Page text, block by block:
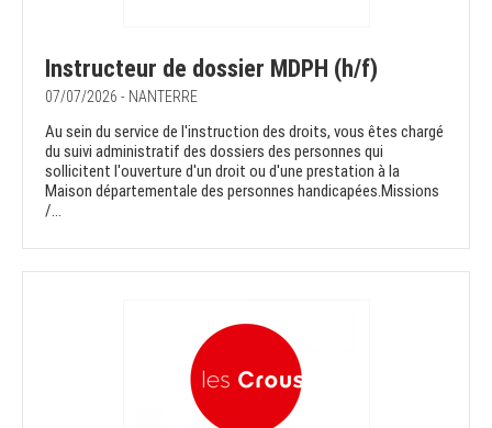
Instructeur de dossier MDPH (h/f)
07/07/2026 - NANTERRE
Au sein du service de l'instruction des droits, vous êtes chargé
du suivi administratif des dossiers des personnes qui
sollicitent l'ouverture d'un droit ou d'une prestation à la
Maison départementale des personnes handicapées.Missions
/...